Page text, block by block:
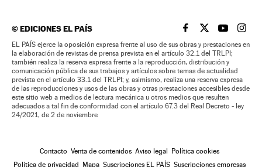
©EDICIONES EL PAÍS EL PAÍS BRASIL EN
EL PAÍSEL PAÍS
EL
EL PAÍS ejerce la oposición expresa frente al uso de sus obras y prestaciones en
la elaboración de revistas de prensa prevista en el artículo 32.1 del TRLPI;
también realiza la reserva expresa frente a la reproducción, distribución y
comunicación pública de sus trabajos y artículos sobre temas de actualidad
prevista en el artículo 33.1 del TRLPI; y, asimismo, realiza una reserva expresa
de las reproducciones y usos de las obras y otras prestaciones accesibles desde
este sitio web a medios de lectura mecánica u otros medios que resulten
adecuados a tal fin de conformidad con el artículo 67.3 del Real Decreto - ley
24/2021, de 2 de noviembre
Contacto Venta de contenidos Aviso legal Política cookies
Política de privacidad Mapa Suscripciones EL PAÍS Suscripciones empresas